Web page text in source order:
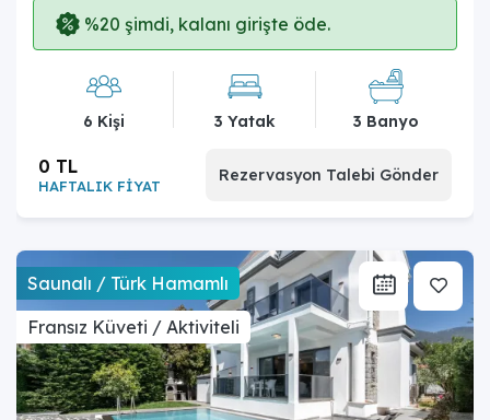
%20 şimdi, kalanı girişte öde.
6 Kişi 3 Yatak 3 Banyo
HAFTALIK FİYAT
0 TL Rezervasyon Talebi Gönder
Saunalı / Türk Hamamlı
Fransız Küveti / Aktiviteli